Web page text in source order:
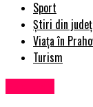
Sport
Știri din județ
Viața în
Turism